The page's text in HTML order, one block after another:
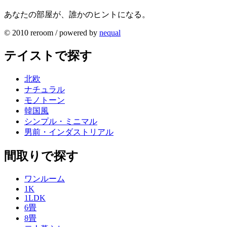
あなたの部屋が、誰かのヒントになる。
© 2010 reroom / powered by nequal
テイストで探す
北欧
ナチュラル
モノトーン
韓国風
シンプル・ミニマル
男前・インダストリアル
間取りで探す
ワンルーム
1K
1LDK
6畳
8畳